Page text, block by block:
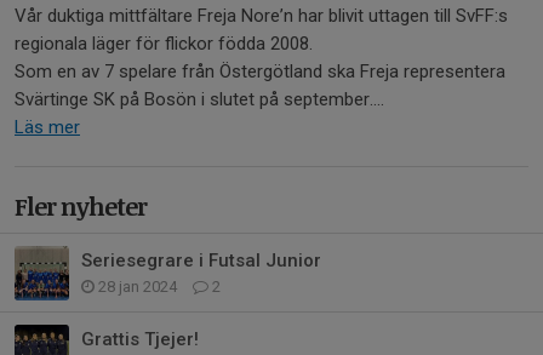
Vår duktiga mittfältare Freja Nore’n har blivit uttagen till SvFF:s
regionala läger för flickor födda 2008.
Som en av 7 spelare från Östergötland ska Freja representera
Svärtinge SK på Bosön i slutet på september....
Läs mer
Fler nyheter
Seriesegrare i Futsal Junior
28 jan 2024 2
Grattis Tjejer!